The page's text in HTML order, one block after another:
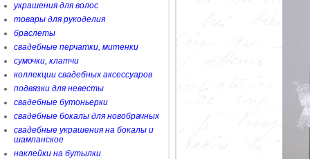
украшения для волос
товары для рукоделия
браслеты
свадебные перчатки, митенки
сумочки, клатчи
коллекции свадебных аксессуаров
подвязки для невесты
свадебные бутоньерки
свадебные бокалы для новобрачных
свадебные украшения на бокалы и
шампанское
наклейки на бутылки